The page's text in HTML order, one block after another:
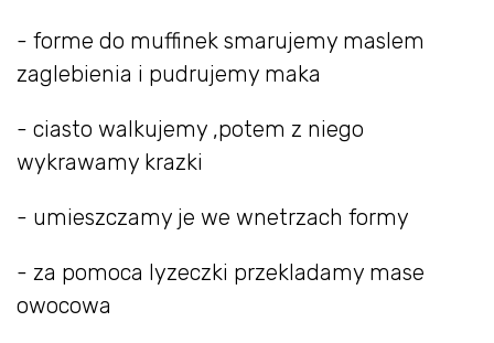
- forme do muffinek smarujemy maslem
zaglebienia i pudrujemy maka
- ciasto walkujemy ,potem z niego
wykrawamy krazki
- umieszczamy je we wnetrzach formy
- za pomoca lyzeczki przekladamy mase
owocowa